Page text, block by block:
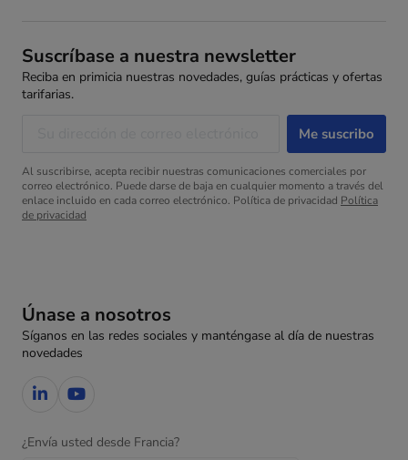
Únase a nosotros
Síganos en las redes sociales y manténgase al día de nuestras
novedades
¿Envía usted desde Francia?
Suscríbase a nuestra newsletter
Reciba en primicia nuestras novedades, guías prácticas y ofertas
tarifarias.
Al suscribirse, acepta recibir nuestras comunicaciones comerciales por
correo electrónico. Puede darse de baja en cualquier momento a través del
enlace incluido en cada correo electrónico. Política de privacidad Política
de privacidad